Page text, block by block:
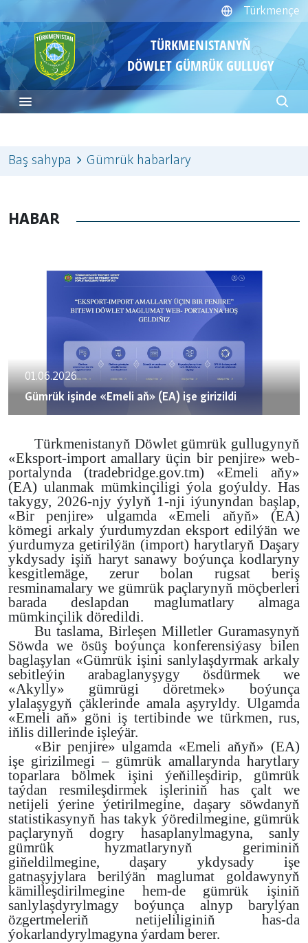
Türkmençe
TÜRKMENISTANYŇ
DÖWLET GÜMRÜK GULLUGY
Baş sahypa Gümrük habarlary
HABAR
01.06.2026
Gümrük işinde «Emeli aň» (EA) işe girizildi
Türkmenistanyň Döwlet gümrük gullugynyň
«Eksport-import amallary üçin bir penjire» web-
portalynda (tradebridge.gov.tm) «Emeli aňy»
(EA) ulanmak mümkinçiligi ýola goýuldy. Has
takygy, 2026-njy ýylyň 1-nji iýunyndan başlap,
«Bir penjire» ulgamda «Emeli aňyň» (EA)
kömegi arkaly ýurdumyzdan eksport edilýän we
ýurdumyza getirilýän (import) harytlaryň Daşary
ykdysady işiň haryt sanawy boýunça kodlaryny
kesgitlemäge, zerur bolan rugsat beriş
resminamalary we gümrük paçlarynyň möçberleri
barada deslapdan maglumatlary almaga
mümkinçilik döredildi.
Bu taslama, Birleşen Milletler Guramasynyň
Söwda we ösüş boýunça konferensiýasy bilen
baglaşylan «Gümrük işini sanlylaşdyrmak arkaly
sebitleýin arabaglanyşygy ösdürmek we
«Akylly» gümrügi döretmek» boýunça
ylalaşygyň çäklerinde amala aşyryldy. Ulgamda
«Emeli aň» göni iş tertibinde we türkmen, rus,
iňlis dillerinde işleýär.
«Bir penjire» ulgamda «Emeli aňyň» (EA)
işe girizilmegi – gümrük amallarynda harytlary
toparlara bölmek işini ýeňilleşdirip, gümrük
taýdan resmileşdirmek işleriniň has çalt we
netijeli ýerine ýetirilmegine, daşary söwdanyň
statistikasynyň has takyk ýöredilmegine, gümrük
paçlarynyň dogry hasaplanylmagyna, sanly
gümrük hyzmatlarynyň geriminiň
giňeldilmegine, daşary ykdysady işe
gatnaşyjylara berilýän maglumat goldawynyň
kämilleşdirilmegine hem-de gümrük işiniň
sanlylaşdyrylmagy boýunça alnyp barylýan
özgertmeleriň netijeliliginiň has-da
ýokarlandyrylmagyna ýardam berer.